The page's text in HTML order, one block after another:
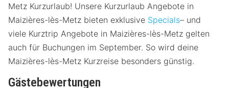
Metz Kurzurlaub! Unsere Kurzurlaub Angebote in
Maizières-lès-Metz bieten exklusive Specials– und
viele Kurztrip Angebote in Maizières-lès-Metz gelten
auch für Buchungen im September. So wird deine
Maizières-lès-Metz Kurzreise besonders günstig.
Gästebewertungen